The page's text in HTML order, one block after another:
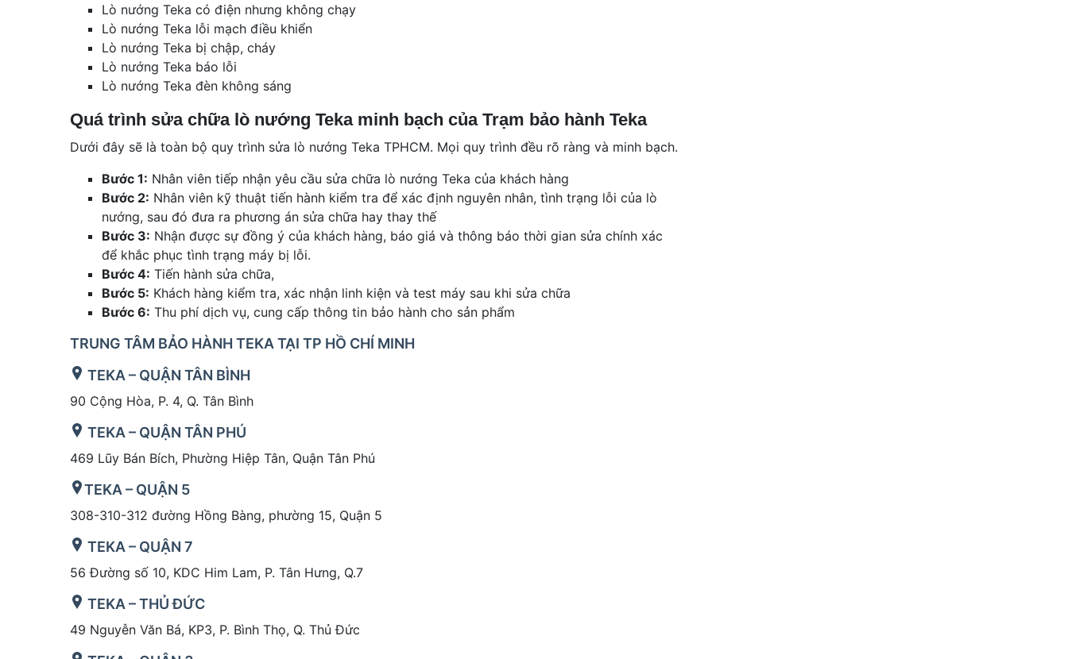
Lò nướng Teka có điện nhưng không chạy
Lò nướng Teka lỗi mạch điều khiển
Lò nướng Teka bị chập, cháy
Lò nướng Teka báo lỗi
Lò nướng Teka đèn không sáng
Quá trình sửa chữa lò nướng Teka minh bạch của Trạm bảo hành Teka
Dưới đây sẽ là toàn bộ quy trình sửa lò nướng Teka TPHCM. Mọi quy trình đều rõ ràng và minh bạch.
Bước 1: Nhân viên tiếp nhận yêu cầu sửa chữa lò nướng Teka của khách hàng
Bước 2: Nhân viên kỹ thuật tiến hành kiểm tra để xác định nguyên nhân, tình trạng lỗi của lò
nướng, sau đó đưa ra phương án sửa chữa hay thay thế
Bước 3: Nhận được sự đồng ý của khách hàng, báo giá và thông báo thời gian sửa chính xác
để khắc phục tình trạng máy bị lỗi.
Bước 4: Tiến hành sửa chữa,
Bước 5: Khách hàng kiểm tra, xác nhận linh kiện và test máy sau khi sửa chữa
Bước 6: Thu phí dịch vụ, cung cấp thông tin bảo hành cho sản phẩm
TRUNG TÂM BẢO HÀNH TEKA TẠI TP HỒ CHÍ MINH
TEKA – QUẬN TÂN BÌNH
90 Cộng Hòa, P. 4, Q. Tân Bình
TEKA – QUẬN TÂN PHÚ
469 Lũy Bán Bích, Phường Hiệp Tân, Quận Tân Phú
TEKA– QUẬN 5
308-310-312 đường Hồng Bàng, phường 15, Quận 5
TEKA – QUẬN 7
56 Đường số 10, KDC Him Lam, P. Tân Hưng, Q.7
TEKA – THỦ ĐỨC
49 Nguyễn Văn Bá, KP3, P. Bình Thọ, Q. Thủ Đức